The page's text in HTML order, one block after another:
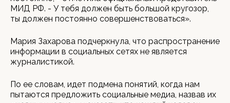
МИД РФ. - У тебя должен быть большой кругозор,
ты должен постоянно совершенствоваться».
Мария Захарова подчеркнула, что распространение
информации в социальных сетях не является
журналистикой.
По ее словам, идет подмена понятий, когда нам
пытаются предложить социальные медиа, назвав их